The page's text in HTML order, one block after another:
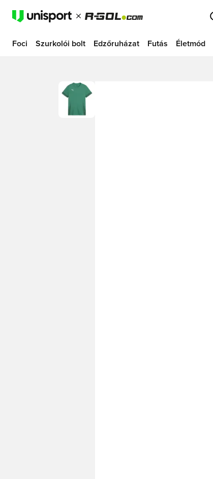
Foci Szurkolói bolt Edzőruházat Futás Életmód